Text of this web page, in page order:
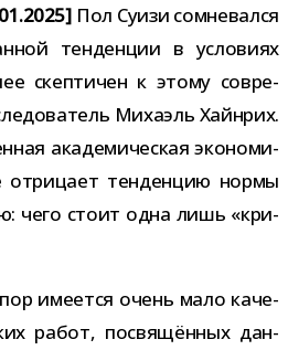
Пол Суизи сомне­вался
тен­ден­ции в усло­виях
скеп­ти­чен к этому совре­
Михаэль Хайнрих.
ака­де­ми­че­ская эко­но­ми­
отри­цает тен­ден­цию нормы
чего стоит одна лишь «кри­
име­ется очень мало каче­
работ, посвя­щён­ных дан­